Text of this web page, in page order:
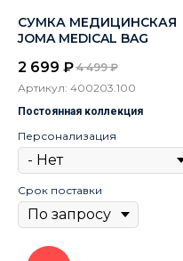
СУМКА МЕДИЦИНСКАЯ
JOMA MEDICAL BAG
2 699 ₽ 4 499 ₽
Артикул: 400203.100
Постоянная коллекция
Персонализация
Срок поставки